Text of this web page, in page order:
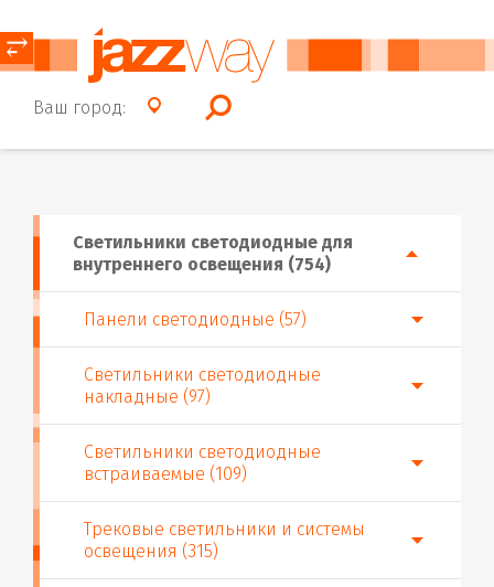
Ваш город:
⥂
Светильники светодиодные для
внутреннего освещения (754)
Панели светодиодные (57)
Светильники светодиодные
накладные (97)
Светильники светодиодные
встраиваемые (109)
Трековые светильники и системы
освещения (315)